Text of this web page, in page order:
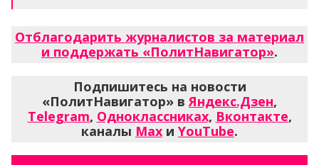
Отблагодарить журналистов за материал
и поддержать «ПолитНавигатор».
Подпишитесь на новости
«ПолитНавигатор» вЯндекс.Дзен,
Telegram, Одноклассниках, Вконтакте,
каналы Max и YouTube.